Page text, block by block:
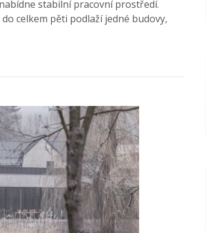
stabilní pracovní prostředí.
celkem pěti podlaží jedné budovy,